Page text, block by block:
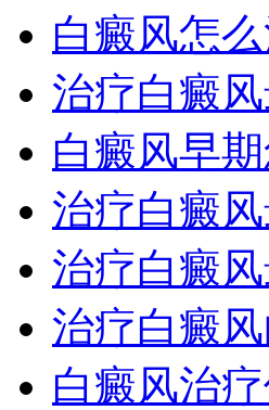
白癜风怎
治疗白癜
白癜风早
治疗白癜
治疗白癜
治疗白癜
白癜风治